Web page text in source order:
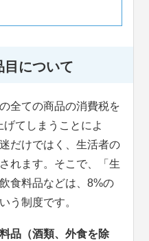
目について
全ての商品の消費税を
てしまうことによ
だけではく、生活者の
れます。そこで、「生
食料品などは、8%の
う制度です。
品（酒類、外食を除